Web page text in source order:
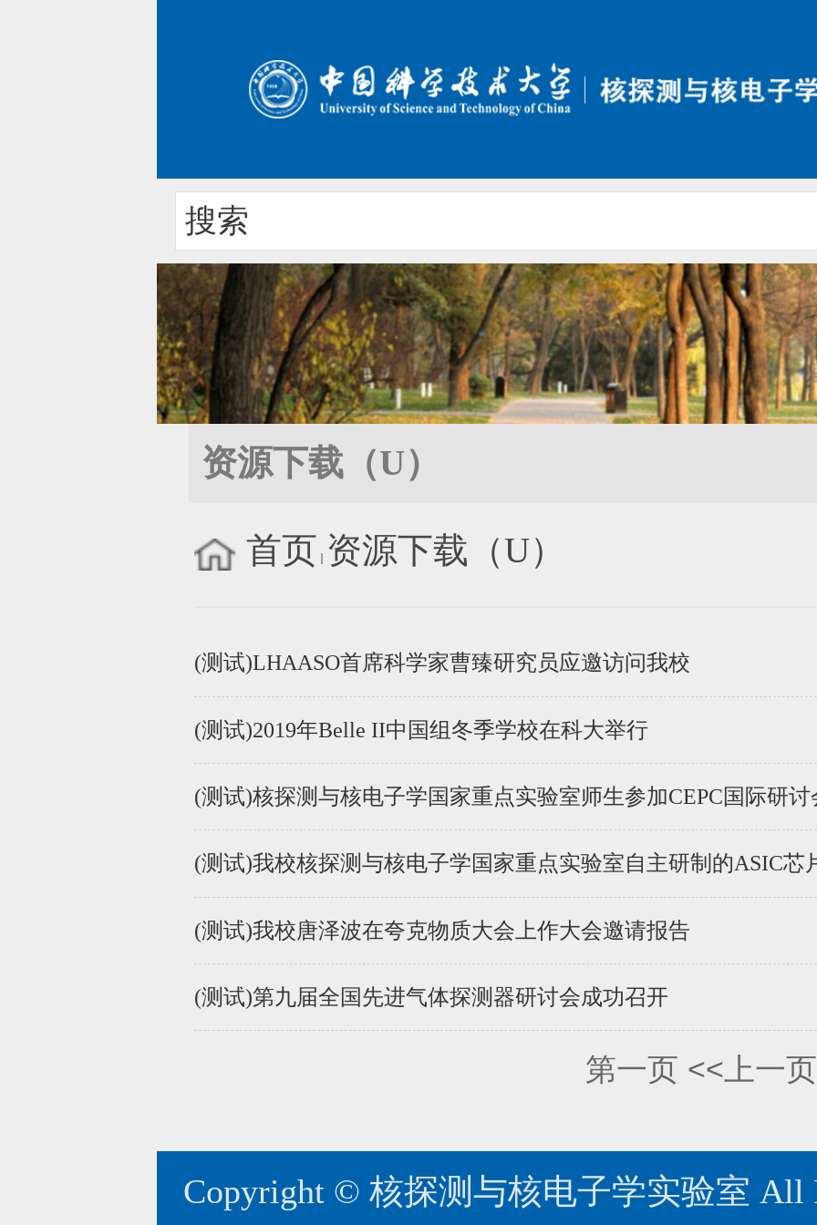
资源下载（U）
首页 资源下载（U）
(测试)LHAASO首席科学家曹臻研究员应邀访问我校
(测试)2019年Belle II中国组冬季学校在科大举行
(测试)核探测与核电子学国家重点实验室师生参加CEPC国际研讨
(测试)我校核探测与核电子学国家重点实验室自主研制的ASIC芯
(测试)我校唐泽波在夸克物质大会上作大会邀请报告
(测试)第九届全国先进气体探测器研讨会成功召开
第一页 <<上一页
Copyright © 核探测与核电子学实验室 All